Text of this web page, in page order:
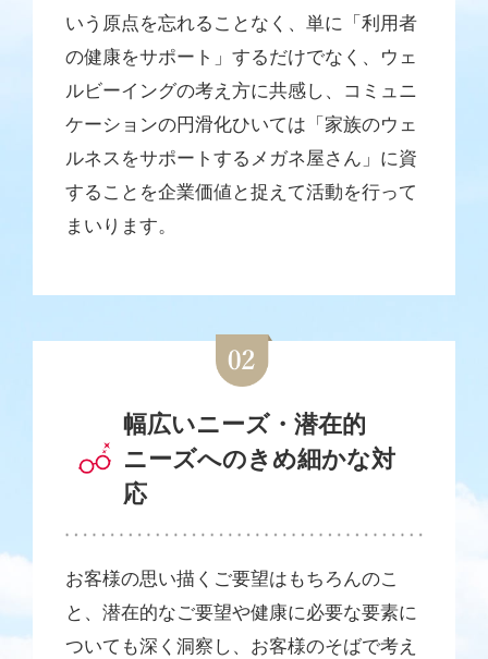
いう原点を忘れることなく、単に「利用者
の健康をサポート」するだけでなく、ウェ
ルビーイングの考え方に共感し、コミュニ
ケーションの円滑化ひいては「家族のウェ
ルネスをサポートするメガネ屋さん」に資
することを企業価値と捉えて活動を行って
まいります。
幅広いニーズ・潜在的
ニーズへのきめ細かな対
応
お客様の思い描くご要望はもちろんのこ
と、潜在的なご要望や健康に必要な要素に
ついても深く洞察し、お客様のそばで考え